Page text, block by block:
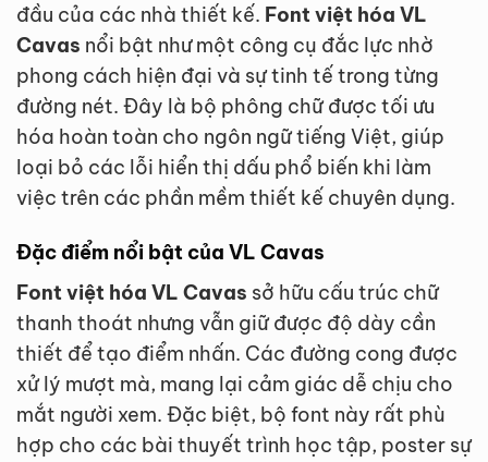
đầu của các nhà thiết kế. Font việt hóa VL
Cavas nổi bật như một công cụ đắc lực nhờ
phong cách hiện đại và sự tinh tế trong từng
đường nét. Đây là bộ phông chữ được tối ưu
hóa hoàn toàn cho ngôn ngữ tiếng Việt, giúp
loại bỏ các lỗi hiển thị dấu phổ biến khi làm
việc trên các phần mềm thiết kế chuyên dụng.
Đặc điểm nổi bật của VL Cavas
Font việt hóa VL Cavas sở hữu cấu trúc chữ
thanh thoát nhưng vẫn giữ được độ dày cần
thiết để tạo điểm nhấn. Các đường cong được
xử lý mượt mà, mang lại cảm giác dễ chịu cho
mắt người xem. Đặc biệt, bộ font này rất phù
hợp cho các bài thuyết trình học tập, poster sự